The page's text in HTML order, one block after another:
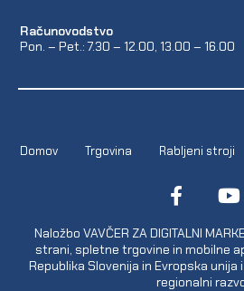
Računovodstvo
Pon. – Pet.: 7.30 – 12.00, 13.00 – 16.00
Domov Trgovina Rabljeni stroji
Naložbo VAVČER ZA DIGITALNI
strani, spletne trgovine in mobilne
Republika Slovenija in Evropska unija
regionalni